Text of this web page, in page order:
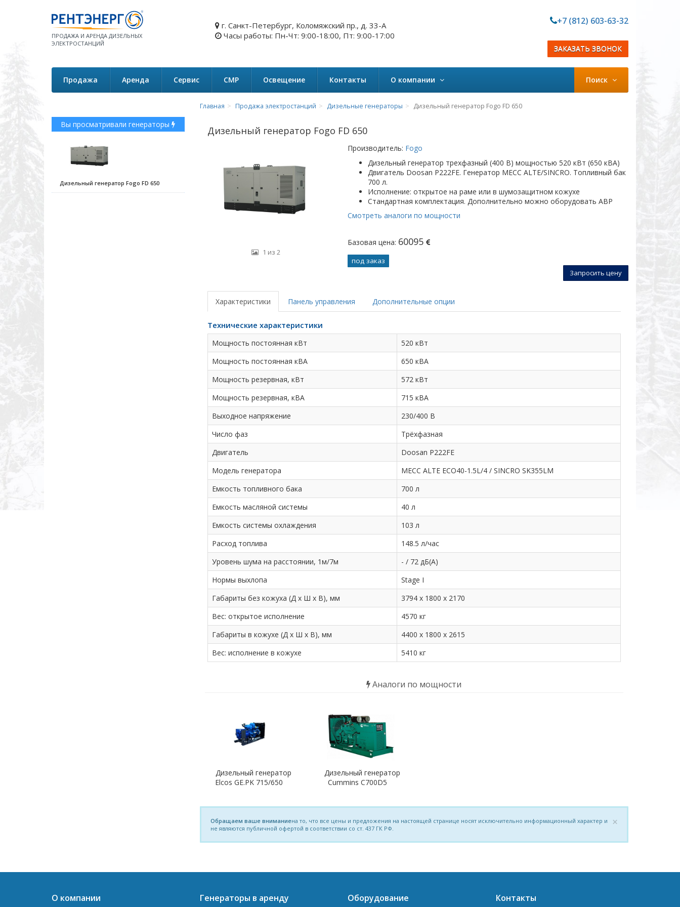
ПРОДАЖА И АРЕНДА ДИЗЕЛЬНЫХ
ЭЛЕКТРОСТАНЦИЙ
г. Санкт-Петербург, Коломяжский пр., д. 33-А
Часы работы: Пн-Чт: 9:00-18:00, Пт: 9:00-17:00
+7 (812) 603-63-32
ЗАКАЗАТЬ ЗВОНОК
Продажа Аренда Сервис СМР Освещение Контакты О компании Поиск
Вы просматривали генераторы
Дизельный генератор Fogo FD 650
Главная Продажа электростанций Дизельные генераторы Дизельный генератор Fogo FD 650
Дизельный генератор Fogo FD 650
1 из 2
Производитель: Fogo
Дизельный генератор трехфазный (400 В) мощностью 520 кВт (650 кВА)
Двигатель Doosan P222FE. Генератор MECC ALTE/SINCRO. Топливный бак
700 л.
Исполнение: открытое на раме или в шумозащитном кожухе
Стандартная комплектация. Дополнительно можно оборудовать АВР
Смотреть аналоги по мощности
Базовая цена: 60095
под заказ
Запросить цену
Характеристики Панель управления Дополнительные опции
Технические характеристики
Мощность постоянная кВт
520 кВт
Мощность постоянная кВА
650 кВА
Мощность резервная, кВт
572 кВт
Мощность резервная, кВА
715 кВА
Выходное напряжение
230/400 В
Число фаз
Трёхфазная
Двигатель
Doosan P222FE
Модель генератора
MECC ALTE ECO40-1.5L/4 / SINCRO SK355LM
Емкость топливного бака
700 л
Емкость масляной системы
40 л
Емкость системы охлаждения
103 л
Расход топлива
148.5 л/час
Уровень шума на расстоянии, 1м/7м
- / 72 дБ(А)
Нормы выхлопа
Stage I
Габариты без кожуха (Д х Ш х В), мм
3794 х 1800 х 2170
Вес: открытое исполнение
4570 кг
Габариты в кожухе (Д х Ш х В), мм
4400 x 1800 x 2615
Вес: исполнение в кожухе
5410 кг
Аналоги по мощности
Дизельный генератор
Elcos GE.PK 715/650
Дизельный генератор
Cummins C700D5
×
Обращаем ваше вниманиена то, что все цены и предложения на настоящей странице носят исключительно информационный характер и
не являются публичной офертой в соответствии со ст. 437 ГК РФ.
О компании Генераторы в аренду Оборудование Контакты